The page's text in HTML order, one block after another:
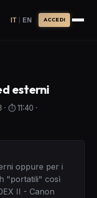
IT | EN ACCEDI
esterni
· ⏱️11:40 ·
oppure per i
"portatili" così
II - Canon